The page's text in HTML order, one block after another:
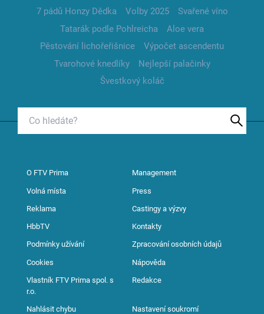
7 pádů Honzy Dědka
Volby 2025
Svařené víno
Tatarák podle Pohlreicha
Aloe vera
Pěstování lichořeřišnice
Výpočet ascendentu
Tvarohové knedlíky
Nejlepší palačinky
Švestkový koláč
O FTV Prima Management
Volná místa Press
Reklama Castingy a výzvy
HbbTV Kontakty
Podmínky užívání Zpracování osobních údajů
Cookies Nápověda
Vlastník FTV Prima spol. s
r.o.
Redakce
Nahlásit chybu Nastavení soukromí